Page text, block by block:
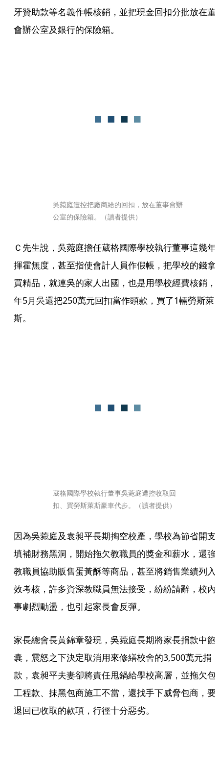
牙贊助款等名義作帳核銷，並把現金回扣分批放在董
會辦公室及銀行的保險箱。
吳菀庭遭控把廠商給的回扣，放在董事會辦
公室的保險箱。（讀者提供）
Ｃ先生說，吳菀庭擔任葳格國際學校執行董事這幾年
揮霍無度，甚至指使會計人員作假帳，把學校的錢拿
買精品，就連吳的家人出國，也是用學校經費核銷，
年5月吳還把250萬元回扣當作頭款，買了1輛勞斯萊
斯。
葳格國際學校執行董事吳菀庭遭控收取回
扣、買勞斯萊斯豪車代步。（讀者提供）
因為吳菀庭及袁昶平長期掏空校產，學校為節省開支
填補財務黑洞，開始拖欠教職員的獎金和薪水，還強
教職員協助販售蛋黃酥等商品，甚至將銷售業績列入
效考核，許多資深教職員無法接受，紛紛請辭，校內
事劇烈動盪，也引起家長會反彈。
家長總會長黃錦章發現，吳菀庭長期將家長捐款中飽
囊，震怒之下決定取消用來修繕校舍的3,500萬元捐
款，袁昶平夫妻卻將責任甩鍋給學校高層，並拖欠包
工程款、抹黑包商施工不當，還找手下威脅包商，要
退回已收取的款項，行徑十分惡劣。